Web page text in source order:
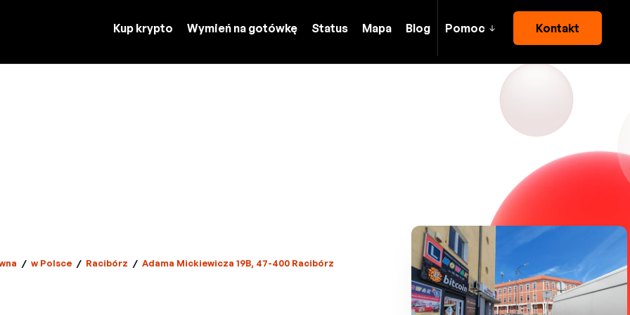
Kup krypto Wymień na gotówkę Status Mapa Blog Pomoc Kontakt
/ w Polsce / Racibórz / Adama Mickiewicza 19B, 47-400 Racibórz